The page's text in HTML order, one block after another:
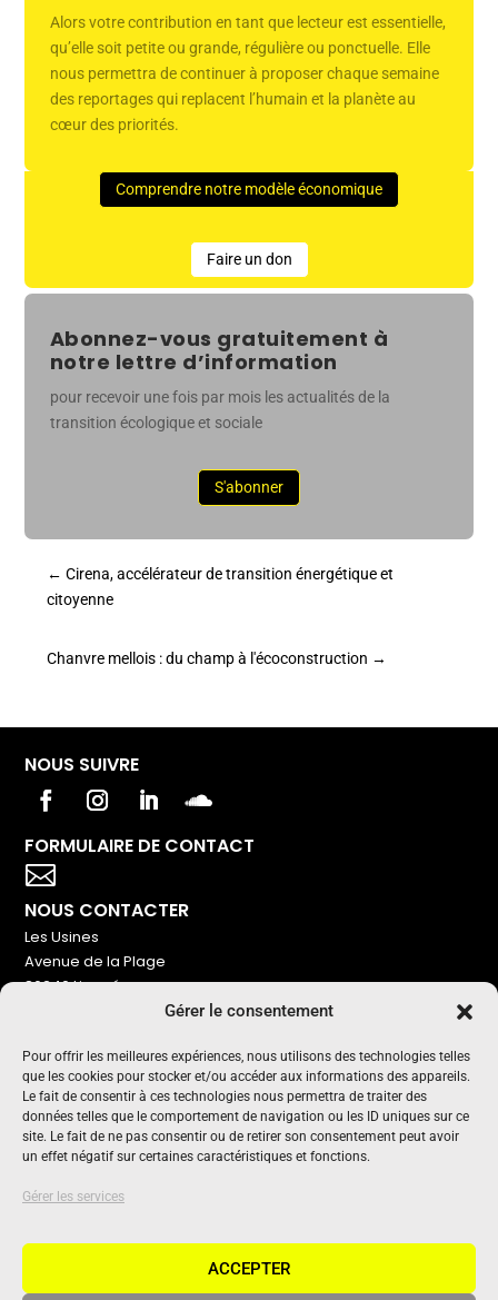
Gérer le consentement
Pour offrir les meilleures expériences, nous utilisons des technologies telles
que les cookies pour stocker et/ou accéder aux informations des appareils.
Le fait de consentir à ces technologies nous permettra de traiter des
données telles que le comportement de navigation ou les ID uniques sur ce
site. Le fait de ne pas consentir ou de retirer son consentement peut avoir
un effet négatif sur certaines caractéristiques et fonctions.
Gérer les services
ACCEPTER
Alors votre contribution en tant que lecteur est essentielle,
qu’elle soit petite ou grande, régulière ou ponctuelle. Elle
nous permettra de continuer à proposer chaque semaine
des reportages qui replacent l’humain et la planète au
cœur des priorités.
Comprendre notre modèle économique
Faire un don
Abonnez-vous gratuitement à
notre lettre d’information
pour recevoir une fois par mois les actualités de la
transition écologique et sociale
S'abonner
←Cirena, accélérateur de transition énergétique et
citoyenne
Chanvre mellois : du champ à l'écoconstruction →
NOUS SUIVRE
FORMULAIRE DE CONTACT

NOUS CONTACTER
Les Usines
Avenue de la Plage
86240 Ligugé
NOUS SOUTENIR
Pour maintenir un média indépendant, gratuit et sans
publicité
Oui !